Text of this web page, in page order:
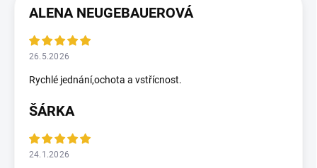
ALENA NEUGEBAUEROVÁ
26.5.2026
Rychlé jednání,ochota a vstřícnost.
ŠÁRKA
24.1.2026